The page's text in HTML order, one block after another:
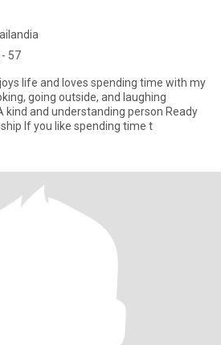
57
life and loves spending time with my
going outside, and laughing
If you like spending time t